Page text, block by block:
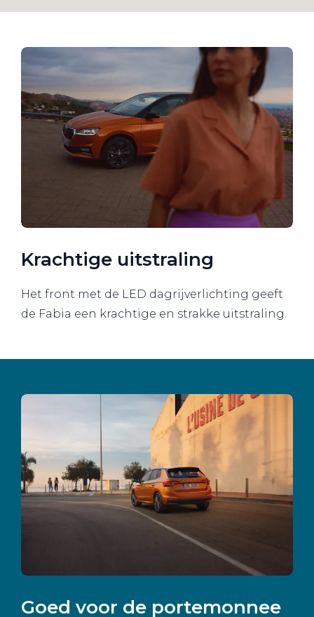
Krachtige uitstraling
Het front met de LED dagrijverlichting geeft
de Fabia een krachtige en strakke uitstraling.
Goed voor de portemonnee